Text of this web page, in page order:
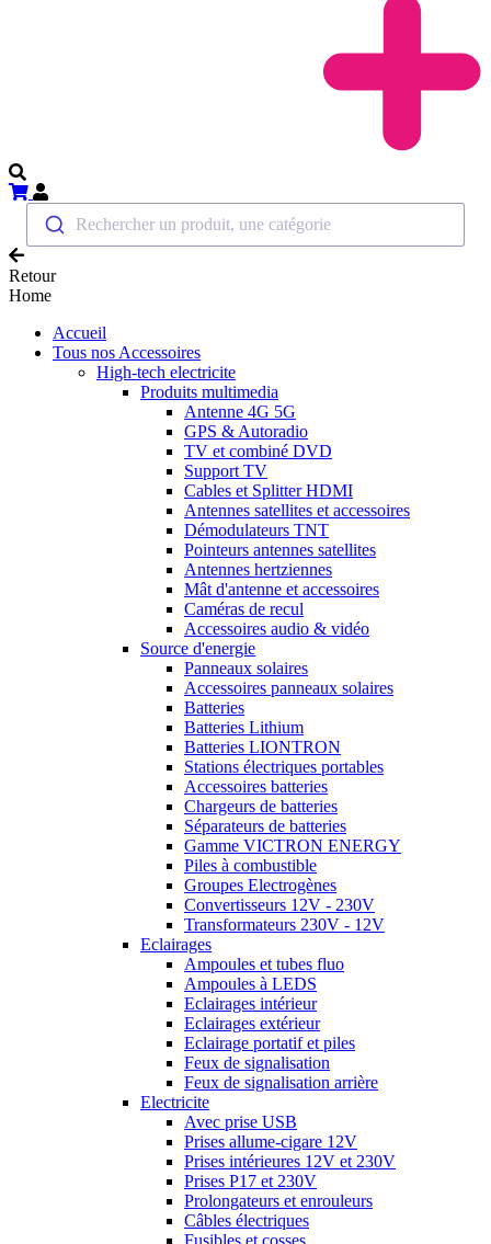
Rechercher un produit, une catégorie
Retour
Home
Accueil
Tous nos Accessoires
High-tech electricite
Produits multimedia
Antenne 4G 5G
GPS & Autoradio
TV et combiné DVD
Support TV
Cables et Splitter HDMI
Antennes satellites et accessoires
Démodulateurs TNT
Pointeurs antennes satellites
Antennes hertziennes
Mât d'antenne et accessoires
Caméras de recul
Accessoires audio & vidéo
Source d'energie
Panneaux solaires
Accessoires panneaux solaires
Batteries
Batteries Lithium
Batteries LIONTRON
Stations électriques portables
Accessoires batteries
Chargeurs de batteries
Séparateurs de batteries
Gamme VICTRON ENERGY
Piles à combustible
Groupes Electrogènes
Convertisseurs 12V - 230V
Transformateurs 230V - 12V
Eclairages
Ampoules et tubes fluo
Ampoules à LEDS
Eclairages intérieur
Eclairages extérieur
Eclairage portatif et piles
Feux de signalisation
Feux de signalisation arrière
Electricite
Avec prise USB
Prises allume-cigare 12V
Prises intérieures 12V et 230V
Prises P17 et 230V
Prolongateurs et enrouleurs
Câbles électriques
Fusibles et cosses